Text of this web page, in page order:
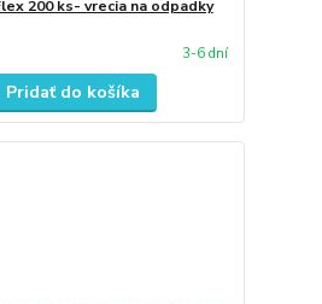
200 ks- vrecia na odpadky
3-6 dní
Pridať do košíka